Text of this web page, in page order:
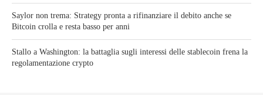
Saylor non trema: Strategy pronta a rifinanziare il debito anche se
Bitcoin crolla e resta basso per anni
Stallo a Washington: la battaglia sugli interessi delle stablecoin frena la
regolamentazione crypto